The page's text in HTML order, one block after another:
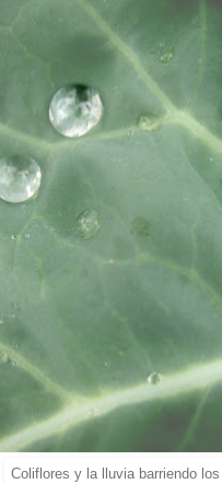
Coliflores y la lluvia barriendo